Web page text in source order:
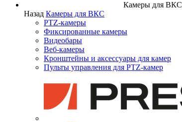
Камеры для ВКС
Назад Камеры для ВКС
PTZ-камеры
Фиксированные камеры
Видеобары
Веб-камеры
Кронштейны и аксессуары для камер
Пульты управления для PTZ-камер